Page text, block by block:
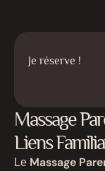
Je réserve !
Massage
Liens
Le Massage